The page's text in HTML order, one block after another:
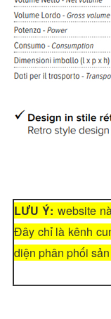
LƯU Ý: website
Đây chỉ là kênh
diện phân phối